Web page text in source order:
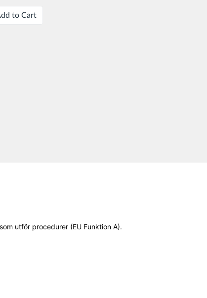
to Cart
utför procedurer (EU Funktion A).